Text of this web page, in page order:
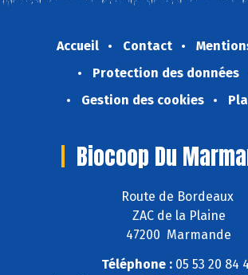
Accueil Contact
Protection des données
Gestion des cookies
Biocoop Du
Route de Bordeaux
ZAC de la Plaine
47200 Marmande
Téléphone : 05 53 20 84